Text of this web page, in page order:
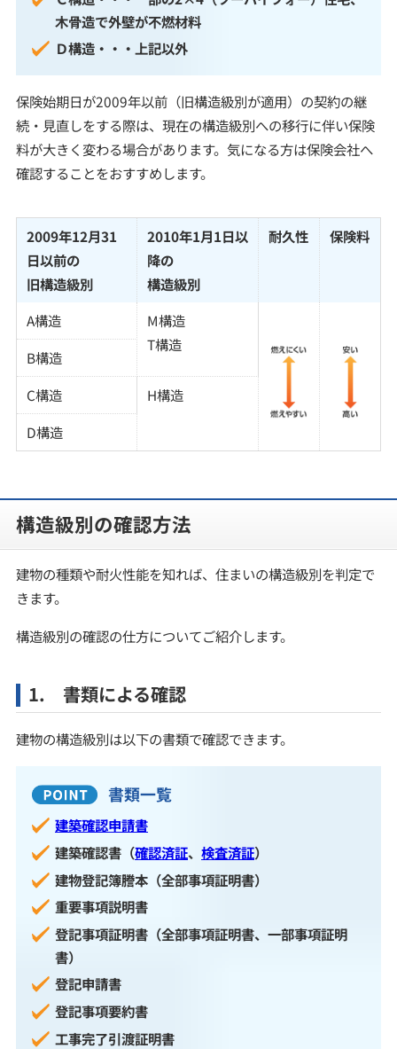
木骨造で外壁が不燃材料
Ｄ構造・・・上記以外
保険始期日が2009年以前（旧構造級別が適用）の契約の継
続・見直しをする際は、現在の構造級別への移行に伴い保険
料が大きく変わる場合があります。気になる方は保険会社へ
確認することをおすすめします。
2009年12月31
日以前の
旧構造級別
2010年1月1日以
降の
構造級別
耐久性 保険料
A構造
M構造
T構造
B構造
C構造
H構造
D構造
構造級別の確認方法
建物の種類や耐火性能を知れば、住まいの構造級別を判定で
きます。
構造級別の確認の仕方についてご紹介します。
1. 書類による確認
建物の構造級別は以下の書類で確認できます。
書類一覧
建築確認申請書
建築確認書（確認済証、 検査済証）
建物登記簿謄本（全部事項証明書）
重要事項説明書
登記事項証明書（全部事項証明書、一部事項証明
書）
登記申請書
登記事項要約書
工事完了引渡証明書